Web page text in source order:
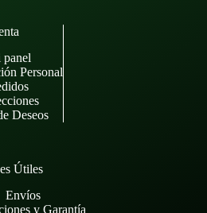
Personal
Deseos
Útiles
Envíos
y Garantía